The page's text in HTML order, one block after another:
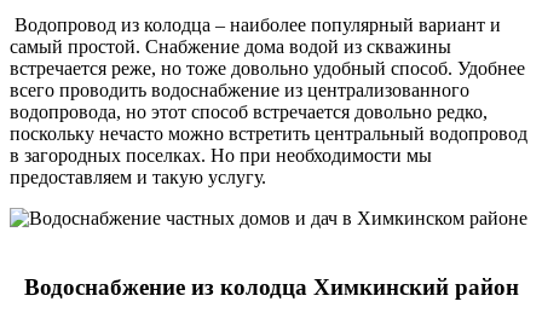
Водопровод из колодца – наиболее популярный вариант и
самый простой. Снабжение дома водой из скважины
встречается реже, но тоже довольно удобный способ. Удобнее
всего проводить водоснабжение из централизованного
водопровода, но этот способ встречается довольно редко,
поскольку нечасто можно встретить центральный водопровод
в загородных поселках. Но при необходимости мы
предоставляем и такую услугу.
Водоснабжение из колодца Химкинский район